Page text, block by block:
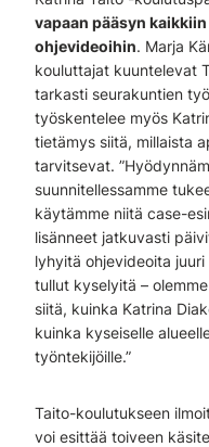
vapaan pääsyn
ohjevideoihin. Marja
kouluttajat kuuntelevat
tarkasti seurakuntien
työskentelee myös
tietämys siitä, millaista
tarvitsevat.
suunnitellessamme
käytämme niitä case-
lisänneet jatkuvasti
lyhyitä ohjevideoita
tullut kyselyitä –
siitä, kuinka Katrina
kuinka kyseiselle
työntekijöille.”
Taito-koulutukseen
voi esittää toiveen